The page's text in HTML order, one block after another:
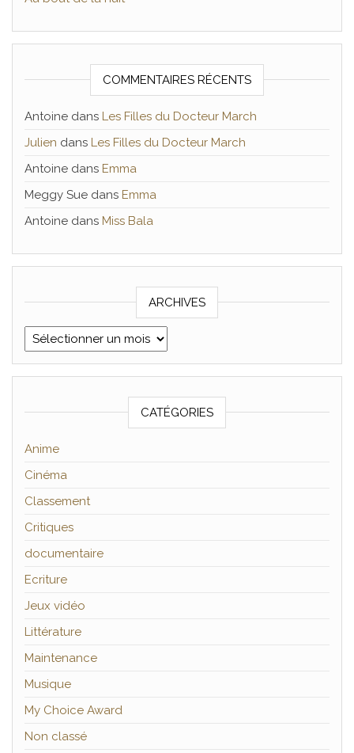
COMMENTAIRES RÉCENTS
Antoine dans Les Filles du Docteur March
Julien dans Les Filles du Docteur March
Antoine dans Emma
Meggy Sue dans Emma
Antoine dans Miss Bala
ARCHIVES
Archives
CATÉGORIES
Anime
Cinéma
Classement
Critiques
documentaire
Ecriture
Jeux vidéo
Littérature
Maintenance
Musique
My Choice Award
Non classé